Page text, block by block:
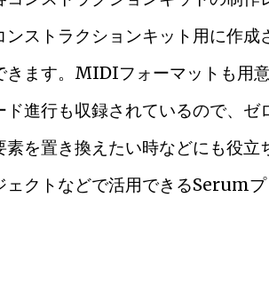
ストラクションキット用に作
きます。MIDIフォーマットも用
進行も収録されているので、
素を置き換えたい時などにも役
ェクトなどで活用できるSerumプ